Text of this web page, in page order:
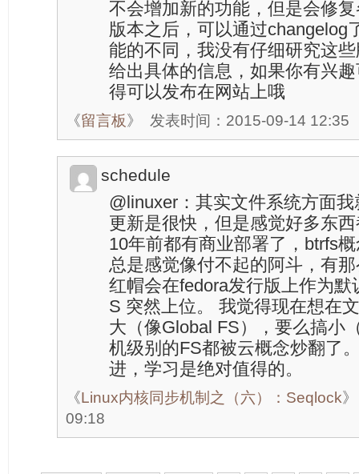
不会增加新的功能，但是会修
版本之后，可以通过changelog
能的不同，我没有仔细研究这
给出具体的信息，如果你有兴
得可以发布在网站上哦
《留言板》 发表时间：2015-09-14 12:35
schedule
@linuxer：其实文件系统方面
更新是很快，但是感觉好多东
10年前都有商业部署了，btrfs
总是感觉像付不起的阿斗，有
红帽会在fedora发行版上作为
S 突然上位。 我觉得现在想在
大（像Global FS），要么搞小
机级别的FS都被云概念炒翻了
进，学习是绝对值得的。
《Linux内核同步机制之（六）：Seqlock》
09:18